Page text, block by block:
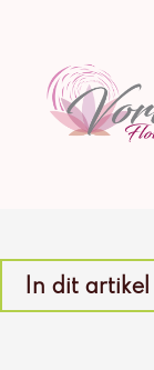
inhoud
In dit artikel